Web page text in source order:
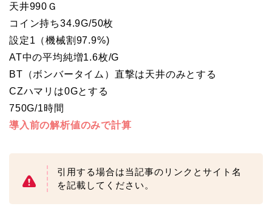
天井990Ｇ
コイン持ち34.9G/50枚
設定1（機械割97.9%)
AT中の平均純増1.6枚/G
BT（ボンバータイム）直撃は天井のみとする
CZハマリは0Gとする
750G/1時間
導入前の解析値のみで計算
引用する場合は当記事のリンクとサイト名
を記載してください。